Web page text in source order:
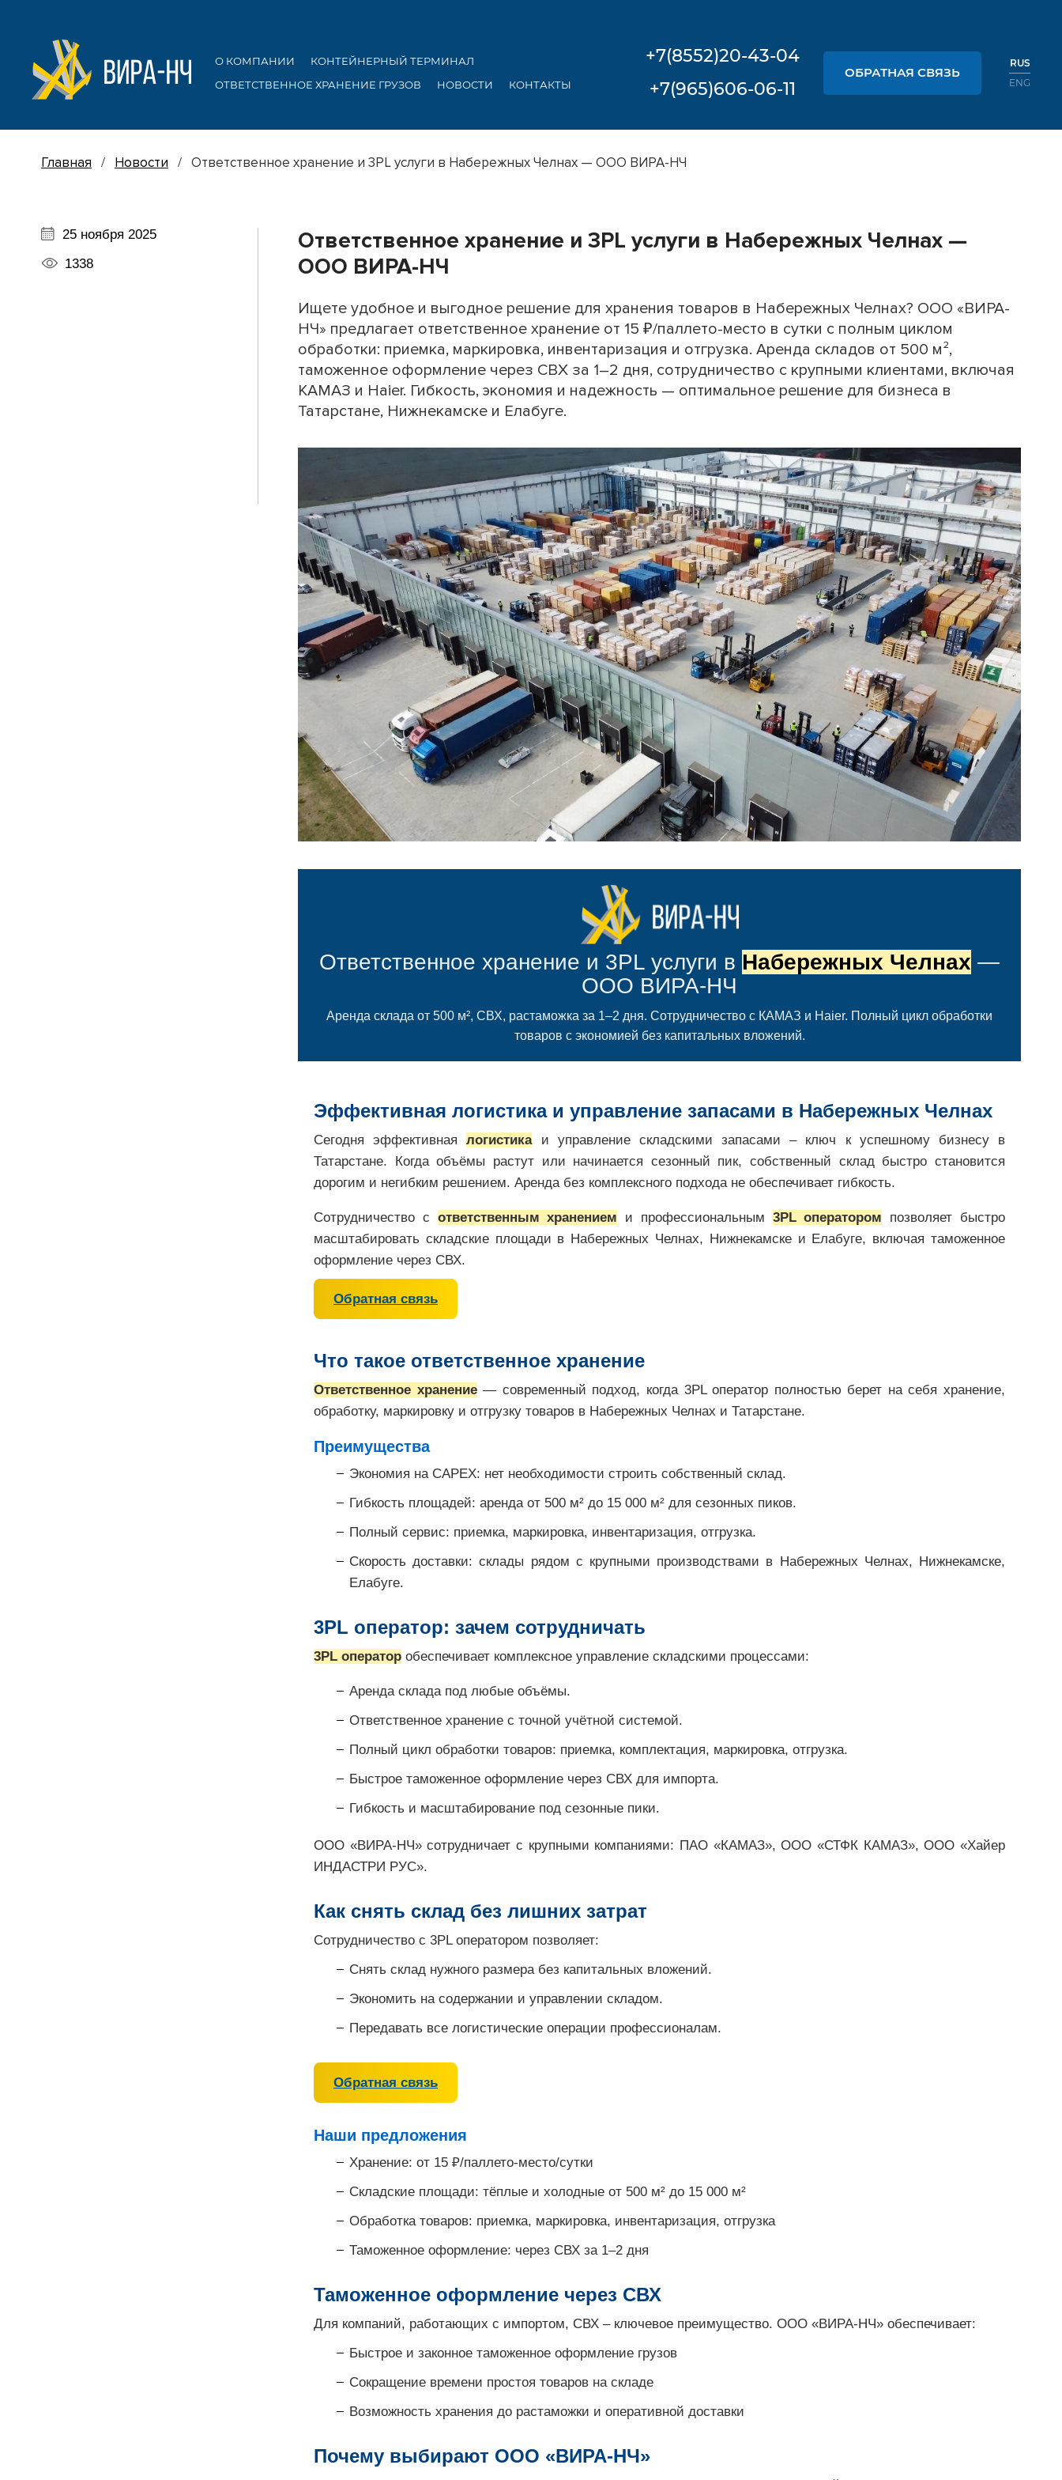
О КОМПАНИИ
КОНТЕЙНЕРНЫЙ ТЕРМИНАЛ
ОТВЕТСТВЕННОЕ ХРАНЕНИЕ ГРУЗОВ
НОВОСТИ КОНТАКТЫ
+7(8552)20-43-04
+7(965)606-06-11
ОБРАТНАЯ СВЯЗЬ
RUS
ENG
Главная / Новости / Ответственное хранение и 3PL услуги в Набережных Челнах — ООО ВИРА-НЧ
25 ноября 2025
1338
Ответственное хранение и 3PL услуги в Набережных Челнах —
ООО ВИРА-НЧ
Ищете удобное и выгодное решение для хранения товаров в Набережных Челнах? ООО «ВИРА-
НЧ» предлагает ответственное хранение от 15 ₽/паллето-место в сутки с полным циклом
обработки: приемка, маркировка, инвентаризация и отгрузка. Аренда складов от 500 м²,
таможенное оформление через СВХ за 1–2 дня, сотрудничество с крупными клиентами, включая
КАМАЗ и Haier. Гибкость, экономия и надежность — оптимальное решение для бизнеса в
Татарстане, Нижнекамске и Елабуге.
Ответственное хранение и 3PL услуги в Набережных Челнах —
ООО ВИРА-НЧ
Аренда склада от 500 м², СВХ, растаможка за 1–2 дня. Сотрудничество с КАМАЗ и Haier. Полный цикл обработки
товаров с экономией без капитальных вложений.
Эффективная логистика и управление запасами в Набережных Челнах
Сегодня эффективнаялогистикаи управление складскими запасами – ключ к успешному бизнесу в
Татарстане. Когда объёмы растут или начинается сезонный пик, собственный склад быстро становится
дорогим и негибким решением. Аренда без комплексного подхода не обеспечивает гибкость.
Сотрудничество с ответственным хранением и профессиональным 3PL оператором позволяет быстро
масштабировать складские площади в Набережных Челнах, Нижнекамске и Елабуге, включая таможенное
оформление через СВХ.
Обратная связь
Что такое ответственное хранение
Ответственное хранение— современный подход, когда 3PL оператор полностью берет на себя хранение,
обработку, маркировку и отгрузку товаров в Набережных Челнах и Татарстане.
Преимущества
Экономия на CAPEX: нет необходимости строить собственный склад.
Гибкость площадей: аренда от 500 м² до 15 000 м² для сезонных пиков.
Полный сервис: приемка, маркировка, инвентаризация, отгрузка.
Скорость доставки: склады рядом с крупными производствами в Набережных Челнах, Нижнекамске,
Елабуге.
3PL оператор: зачем сотрудничать
3PL оператор обеспечивает комплексное управление складскими процессами:
Аренда склада под любые объёмы.
Ответственное хранение с точной учётной системой.
Полный цикл обработки товаров: приемка, комплектация, маркировка, отгрузка.
Быстрое таможенное оформление через СВХ для импорта.
Гибкость и масштабирование под сезонные пики.
ООО «ВИРА-НЧ» сотрудничает с крупными компаниями: ПАО «КАМАЗ», ООО «СТФК КАМАЗ», ООО «Хайер
ИНДАСТРИ РУС».
Как снять склад без лишних затрат
Сотрудничество с 3PL оператором позволяет:
Снять склад нужного размера без капитальных вложений.
Экономить на содержании и управлении складом.
Передавать все логистические операции профессионалам.
Обратная связь
Наши предложения
Хранение: от 15 ₽/паллето-место/сутки
Складские площади: тёплые и холодные от 500 м² до 15 000 м²
Обработка товаров: приемка, маркировка, инвентаризация, отгрузка
Таможенное оформление: через СВХ за 1–2 дня
Таможенное оформление через СВХ
Для компаний, работающих с импортом, СВХ – ключевое преимущество. ООО «ВИРА-НЧ» обеспечивает:
Быстрое и законное таможенное оформление грузов
Сокращение времени простоя товаров на складе
Возможность хранения до растаможки и оперативной доставки
Почему выбирают ООО «ВИРА-НЧ»